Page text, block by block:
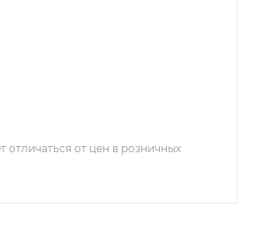
отличаться от цен в розничных